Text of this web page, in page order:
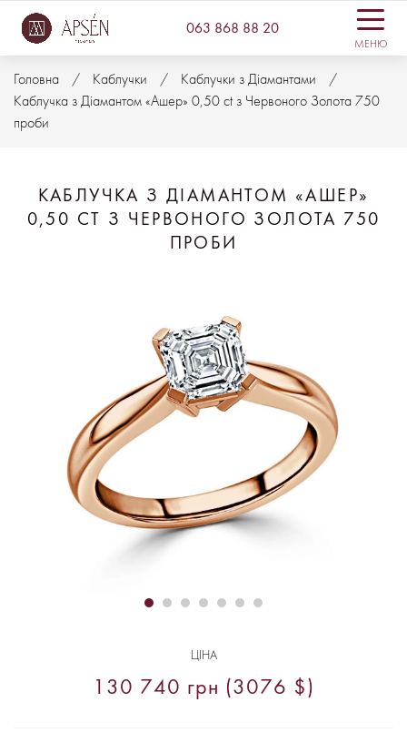
063 868 88 20
МЕНЮ
Головна Каблучки
Каблучки з Діамантами
Каблучка з Діамантом «Ашер» 0,50 ct з Червоного Золота 750
проби
КАБЛУЧКА З ДІАМАНТОМ «АШЕР»
0,50 CT З ЧЕРВОНОГО ЗОЛОТА 750
ПРОБИ
ЦІНА
130 740 грн (3076 $)